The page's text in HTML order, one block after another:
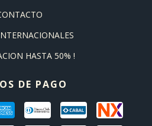
HASTA 50% !
DE PAGO